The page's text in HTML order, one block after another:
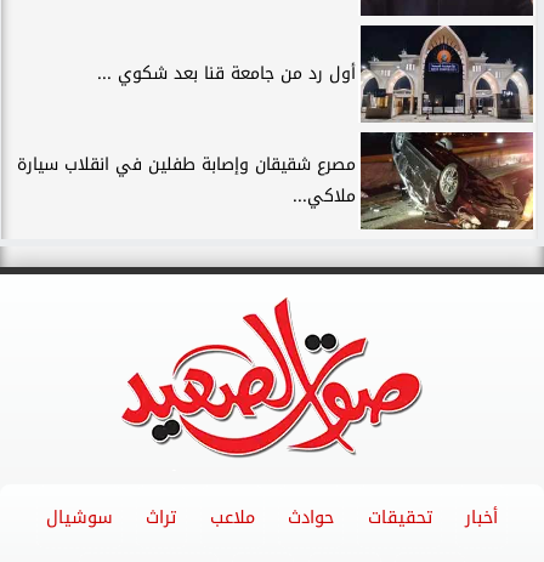
أول رد من جامعة قنا بعد شكوي ...
مصرع شقيقان وإصابة طفلين في انقلاب سيارة
ملاكي...
أخبار تحقيقات حوادث ملاعب تراث سوشيال